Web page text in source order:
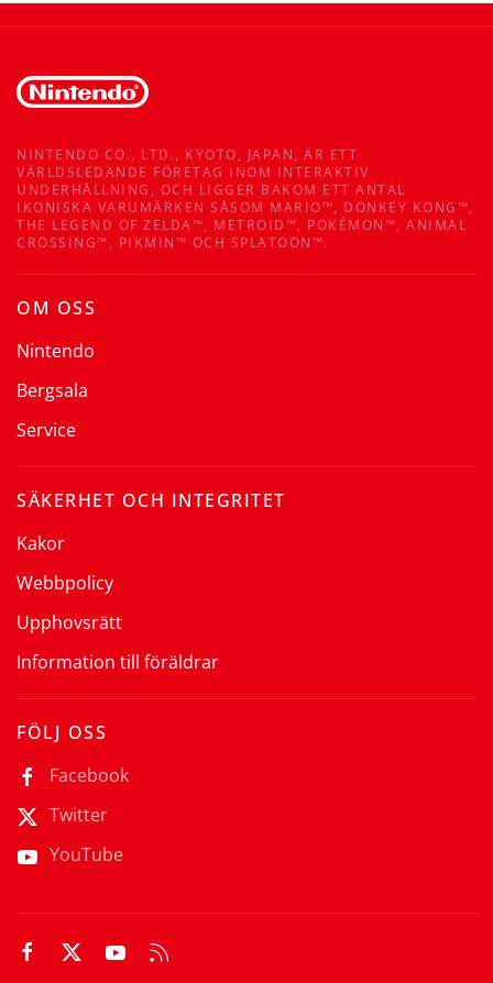
NINTENDO CO., LTD., KYOTO, JAPAN, ÄR ETT
VÄRLDSLEDANDE FÖRETAG INOM INTERAKTIV
UNDERHÅLLNING, OCH LIGGER BAKOM ETT ANTAL
IKONISKA VARUMÄRKEN SÅSOM MARIO™, DONKEY KONG™,
THE LEGEND OF ZELDA™, METROID™, POKÉMON™, ANIMAL
CROSSING™, PIKMIN™ OCH SPLATOON™.
OM OSS
Nintendo
Bergsala
Service
SÄKERHET OCH INTEGRITET
Kakor
Webbpolicy
Upphovsrätt
Information till föräldrar
FÖLJ OSS
Facebook
Twitter
YouTube